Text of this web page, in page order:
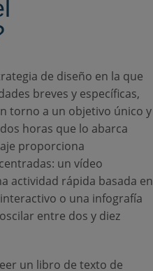
de diseño en la que
breves y específicas,
torno a un objetivo único y
horas que lo abarca
proporciona
un vídeo
actividad rápida basada en
o una infografía
entre dos y diez
un libro de texto de